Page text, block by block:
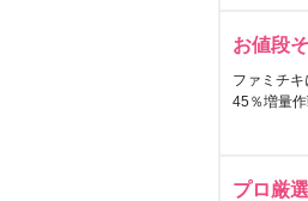
お値段
ファミチ
45％増量
プロ厳